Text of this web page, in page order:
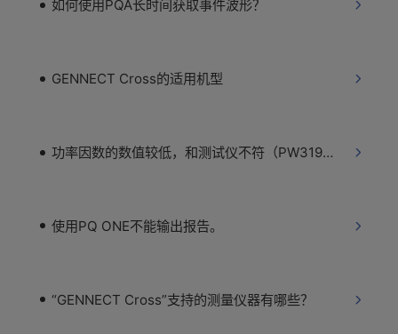
如何使用PQA长时间获取事件波形？
GENNECT Cross的适用机型
功率因数的数值较低，和测试仪不符（PW3198）
使用PQ ONE不能输出报告。
“GENNECT Cross”支持的测量仪器有哪些？